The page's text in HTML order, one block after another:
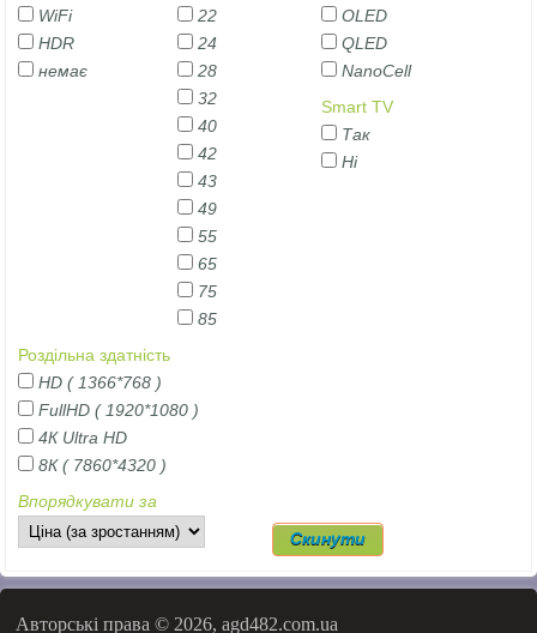
WiFi
HDR
немає
22
24
28
32
40
42
43
49
55
65
75
85
OLED
QLED
NanoCell
Smart TV
Так
Ні
Роздільна здатність
HD ( 1366*768 )
FullHD ( 1920*1080 )
4К Ultra HD
8К ( 7860*4320 )
Впорядкувати за
Авторські права © 2026, agd482.com.ua